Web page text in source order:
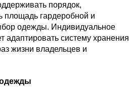
порядок,
площадь гардеробной и
одежды. Индивидуальное
адаптировать систему хранения
жизни владельцев и